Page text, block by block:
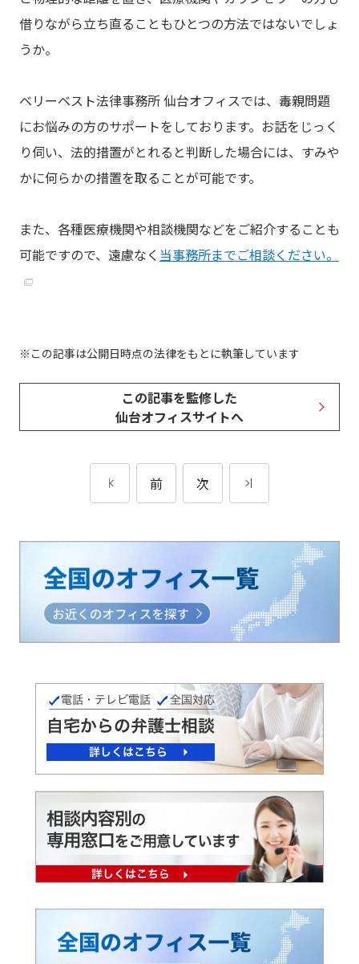
借りながら立ち直ることもひとつの方法ではないでしょ
うか。
ベリーベスト法律事務所 仙台オフィスでは、毒親問題
にお悩みの方のサポートをしております。お話をじっく
り伺い、法的措置がとれると判断した場合には、すみや
かに何らかの措置を取ることが可能です。
また、各種医療機関や相談機関などをご紹介することも
可能ですので、遠慮なく 当事務所までご相談ください。
この記事は公開日時点の法律をもとに執筆しています
この記事を監修した
仙台オフィスサイトへ
前 次